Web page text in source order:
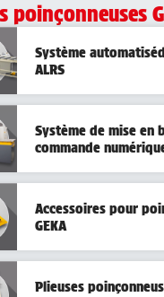
poinçonneuses
Système
ALRS
Système de mise en
commande
Accessoires pour
GEKA
Plieuses